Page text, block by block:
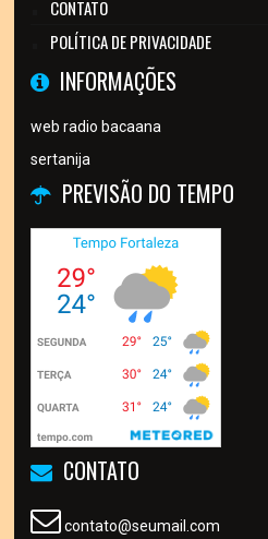
CONTATO
POLÍTICA DE PRIVACIDADE
INFORMAÇÕES
web radio bacaana
sertanija
PREVISÃO DO TEMPO
CONTATO
contato@seumail.com